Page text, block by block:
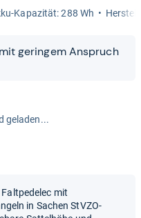
​​Kapa­zi­tät: 288 Wh
gerin­gem Anspruch
geladen...
mit
in Sachen StVZO-